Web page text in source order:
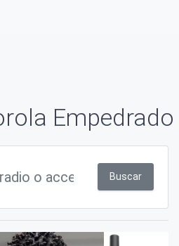
Empedrado
Buscar